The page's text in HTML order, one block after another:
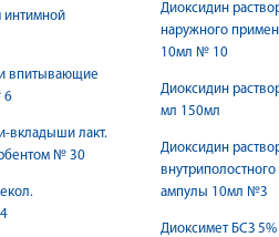
впитывающие
6
вкладыши лакт.
№ 30
Диоксидин
наружного
10мл № 10
Диоксидин
мл 150мл
Диоксидин
ампулы 10мл №3
Диоксимет БСЗ